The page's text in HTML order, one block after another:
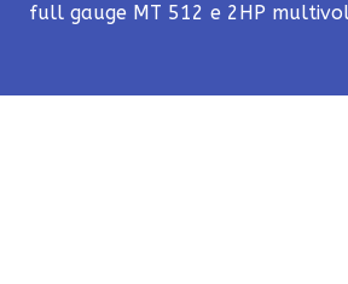
full gauge MT 512 e 2HP